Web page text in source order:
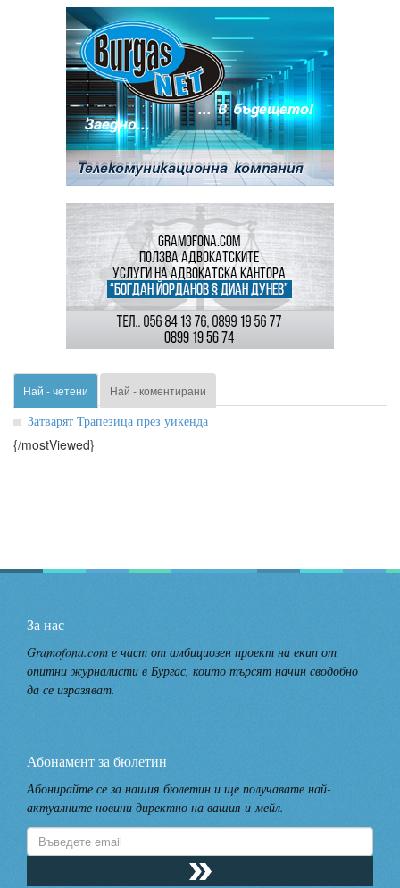
Най - четени Най - коментирани
Затварят Трапезица през уикенда
{/mostViewed}
За нас
Gramofona.com е част от амбициозен проект на екип от
опитни журналисти в Бургас, които търсят начин сводобно
да се изразяват.
Абонамент за бюлетин
Абонирайте се за нашия бюлетин и ще получавате най-
актуалните новини директно на вашия и-мейл.